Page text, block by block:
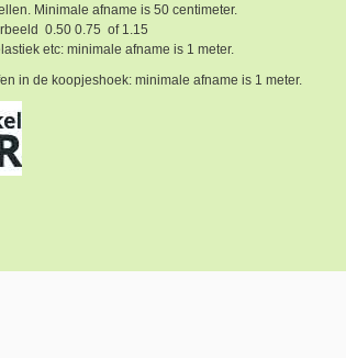
Minimale afname is 50 centimeter.
0.50 0.75 of 1.15
etc: minimale afname is 1 meter.
in de koopjeshoek: minimale afname is 1 meter.